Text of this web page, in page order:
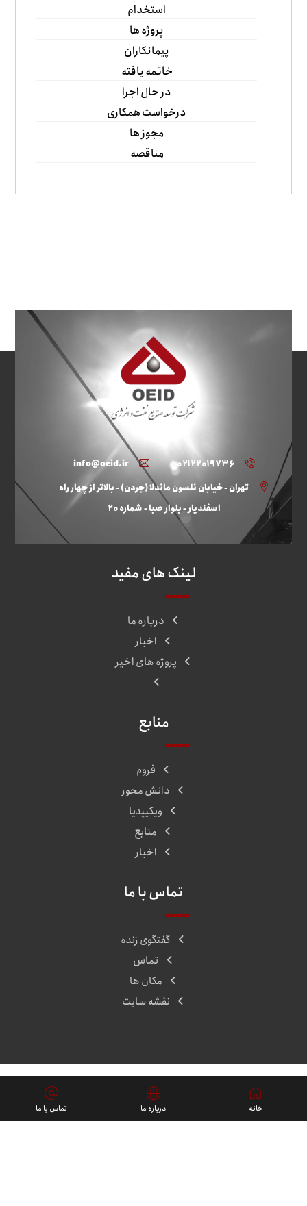
استخدام
پروژه ها
پیمانکاران
خاتمه یافته
در حال اجرا
درخواست همکاری
مجوز ها
مناقصه
۰۲۱۲۲۰۱۹۷۳۶
info@oeid.ir
تهران - خیابان نلسون ماندلا (جردن) - بالاتر از چهار راه
اسفندیار - بلوار صبا - شماره ۲۰
لینک های مفید
درباره ما
اخبار
پروژه های اخیر
منابع
فروم
دانش محور
ویکیپدیا
منابع
اخبار
تماس با ما
گفتگوی زنده
تماس
مکان ها
نقشه سایت
پروژه ها
خانه درباره ما تماس با ما